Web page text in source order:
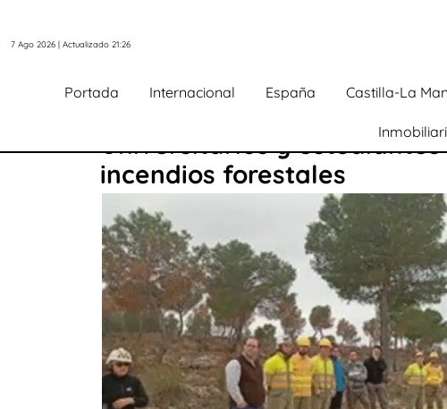
7 Ago 2026 | Actualizado 21:26
Portada Internacional España Castilla-La
Universitarios y
incendios forestales